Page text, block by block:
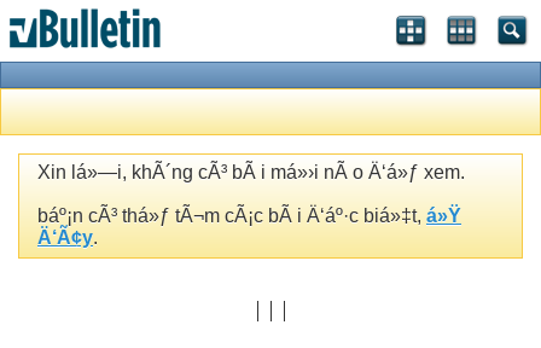
Xin lá»—i, khÃ´ng cÃ³ bÃ i má»›i nÃ o Ä‘á»ƒ xem.
báº¡n cÃ³ thá»ƒ tÃ¬m cÃ¡c bÃ i Ä‘áº·c biá»‡t, á»Ÿ
Ä‘Ã¢y.